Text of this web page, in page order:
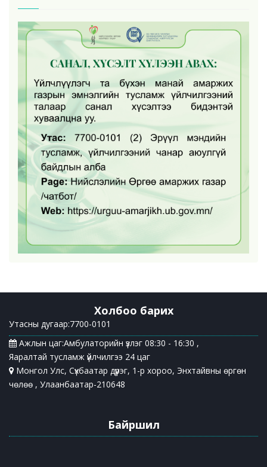
Холбоо барих
Утасны дугаар:7700-0101
Ажлын цаг:Амбулаторийн үзлэг 08:30 - 16:30 ,
Яаралтай тусламж үйлчилгээ 24 цаг
Монгол Улс, Сүхбаатар дүүрэг, 1-р хороо, Энхтайвны өргөн
чөлөө , Улаанбаатар-210648
Байршил